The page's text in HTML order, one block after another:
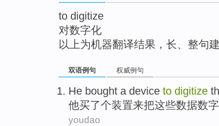
to digitize
对数字化
以上为机器翻译结果，长、整句
双语例句 权威例句
He bought a device to digitize
他买了个装置来把这些数据数
youdao